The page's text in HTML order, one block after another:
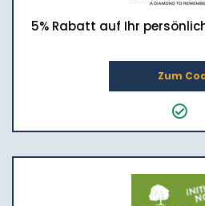
5% Rabatt auf Ihr
Zum